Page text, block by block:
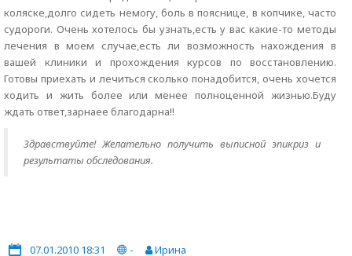
коляске,долго сидеть немогу, боль в пояснице, в копчике, часто
судороги. Очень хотелось бы узнать,есть у вас какие-то методы
лечения в моем случае,есть ли возможность нахождения в
вашей клиники и прохождения курсов по восстановлению.
Готовы приехать и лечиться сколько понадобится, очень хочется
ходить и жить более или менее полноценной жизнью.Буду
ждать ответ,зарнаее благодарна!!
Здравствуйте! Желательно получить выписной эпикриз и
результаты обследования.
07.01.2010 18:31 -
Ирина